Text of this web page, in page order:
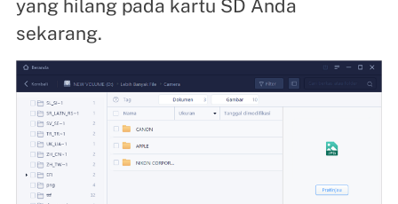
yang hilang pada kartu SD Anda
sekarang.